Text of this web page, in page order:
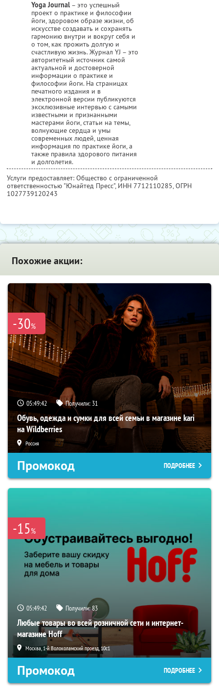
Yoga Journal – это успешный
проект о практике и философии
йоги, здоровом образе жизни, об
искусстве создавать и сохранять
гармонию внутри и вокруг себя и
о том, как прожить долгую и
счастливую жизнь. Журнал YJ – это
авторитетный источник самой
актуальной и достоверной
информации о практике и
философии йоги. На страницах
печатного издания и в
электронной версии публикуются
эксклюзивные интервью с самыми
известными и признанными
мастерами йоги, статьи на темы,
волнующие сердца и умы
современных людей, ценная
информация по практике йоги, а
также правила здорового питания
и долголетия.
Услуги предоставляет: Общество с ограниченной
ответственностью "Юнайтед Пресс", ИНН 7712110285, ОГРН
1027739120243
Похожие акции:
-30%
05:49:41 Получили: 31
Обувь, одежда и сумки для всей семьи в магазине kari
на Wildberries
Россия
Промокод ПОДРОБНЕЕ
-15%
05:49:41 Получили:83
Любые товары во всей розничной сети и интернет-
магазине Hoff
Москва, 1-й Волоколамский проезд, 10с1
Промокод ПОДРОБНЕЕ